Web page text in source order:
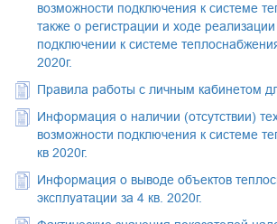
возможности подключения к системе
также о регистрации и ходе реализации
подключении к системе
2020г.
Правила работы с личным кабинетом
Информация о наличии (отсутствии)
возможности подключения к системе
кв 2020г.
Информация о выводе объектов
эксплуатации за 4 кв. 2020г.